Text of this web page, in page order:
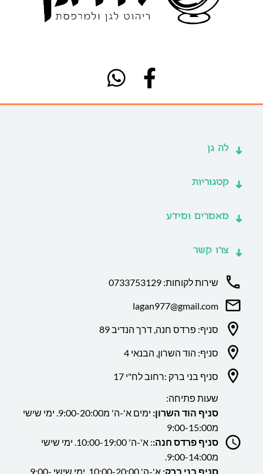
לה גן
קטגוריות
מאמרים ומידע
צרו קשר
שירות לקוחות: 0733753129
lagan977@gmail.com
סניף: פרדס חנה, דרך הנדיב 89
סניף: הוד השרון, הבנאי 4
סניף בני ברק :רחוב לח"י 17
שעות פתיחה:
סניף הוד השרון:
ימים א'-ה' מ9:00-20:00. ימי שישי
מ9:00-15:00
סניף פרדס חנה:
: א'-ה' 10:00-19:00. ימי שישי
מ9:00-14:00.
סניף בני ברק:
א'-ה' 10:00-20:00. ימי שישי 9:00-